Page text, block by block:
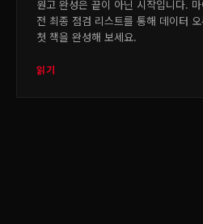
원고 완성은 끝이 아닌 시작입니다.
전 최종 점검 리스트를 통해 데이터
첫 책을 완성해 보세요.
읽기